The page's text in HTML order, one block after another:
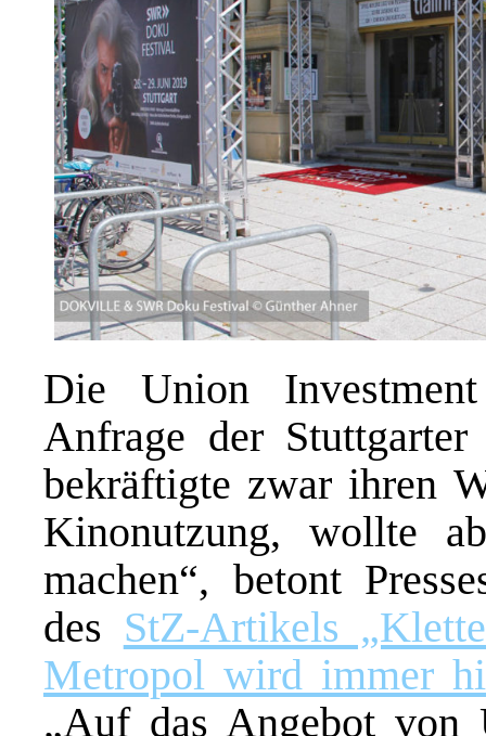
Die Union
Anfrage der
bekräftigte zwar ihren
Kinonutzung, wollte
machen“, betont
des StZ-Artikels
Metropol wird immer
„Auf das Angebot von